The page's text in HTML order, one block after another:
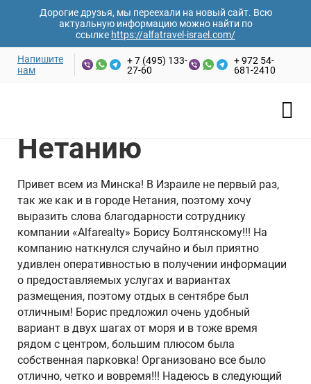
Дорогие друзья, мы переехали на новый сайт. Всю
актуальную информацию можно найти по
ссылке https://alfatravel-israel.com/
Напишите
нам
+ 7 (495) 133-
27-60
+ 972 54-
681-2410
Нетанию
Привет всем из Минска! В Израиле не первый раз,
так же как и в городе Нетания, поэтому хочу
выразить слова благодарности сотруднику
компании «Alfarealty» Борису Болтянскому!!! На
компанию наткнулся случайно и был приятно
удивлен оперативностью в получении информации
о предоставляемых услугах и вариантах
размещения, поэтому отдых в сентябре был
отличным! Борис предложил очень удобный
вариант в двух шагах от моря и в тоже время
рядом с центром, большим плюсом была
собственная парковка! Организовано все было
отлично, четко и вовремя!!! Надеюсь в следующий